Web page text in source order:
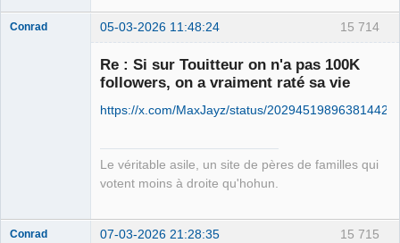
15 714
Conrad 05-03-2026 11:48:24
Re : Si sur Touitteur on n'a pas 100K
followers, on a vraiment raté sa vie
https://x.com/MaxJayz/status/
Le véritable asile, un site de pères de familles qui
votent moins à droite qu'hohun.
15 715
Conrad 07-03-2026 21:28:35